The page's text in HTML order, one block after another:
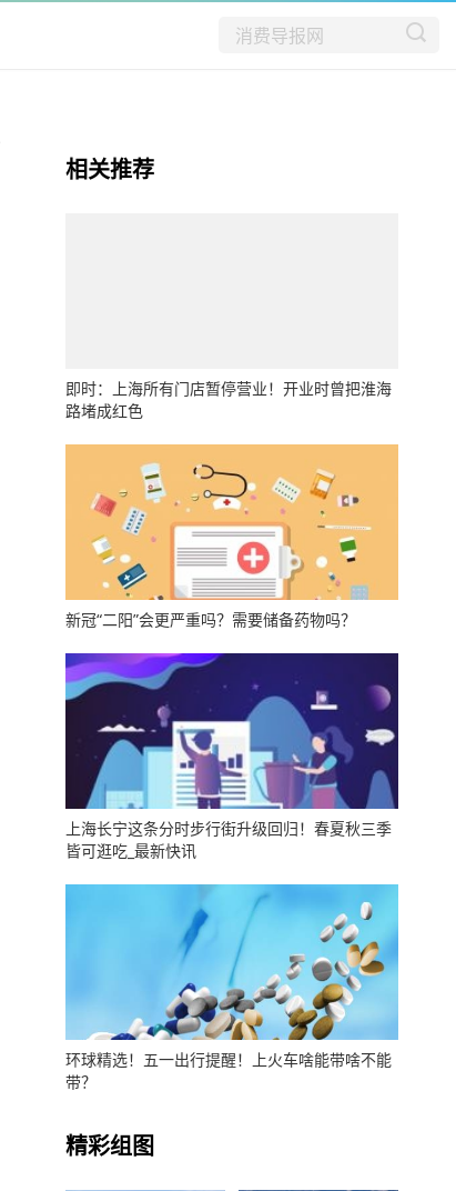
相关推荐
即时：上海所有门店暂停营业！开业时曾把淮海
路堵成红色
新冠“二阳”会更严重吗？需要储备药物吗？
上海长宁这条分时步行街升级回归！春夏秋三季
皆可逛吃_最新快讯
环球精选！五一出行提醒！上火车啥能带啥不能
带？
精彩组图